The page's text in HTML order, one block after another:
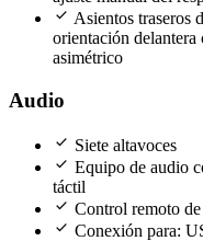
check Asientos traseros
orientación
asimétrico
Audio
check Siete altavoces
check Equipo de audio
táctil
check Control remoto
check Conexión para: